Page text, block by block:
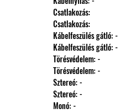
                Csatlakozás:
                Csatlakozás:
                Kábelfeszülés gátló: -
                Kábelfeszülés gátló: -
                Törésvédelem: -
                Törésvédelem: -
                Sztereó: -
                Sztereó: -
                Monó: -